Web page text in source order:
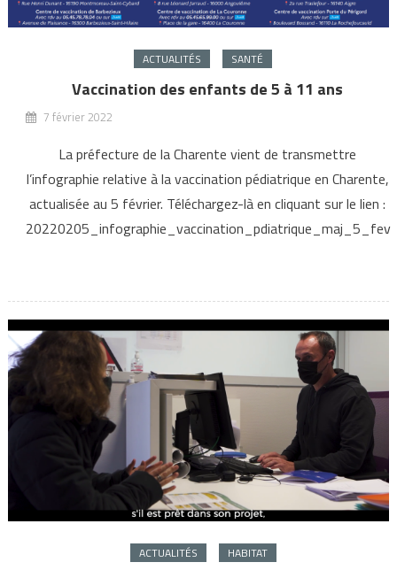
ACTUALITÉS SANTÉ
Vaccination des enfants de 5 à 11 ans
7 février 2022
La préfecture de la Charente vient de transmettre
l’infographie relative à la vaccination pédiatrique en Charente,
actualisée au 5 février. Téléchargez-là en cliquant sur le lien :
20220205_infographie_vaccination_pdiatrique_maj_5_fev
ACTUALITÉS HABITAT